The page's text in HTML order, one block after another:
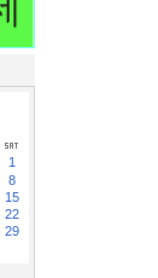
1
8
15
22
29